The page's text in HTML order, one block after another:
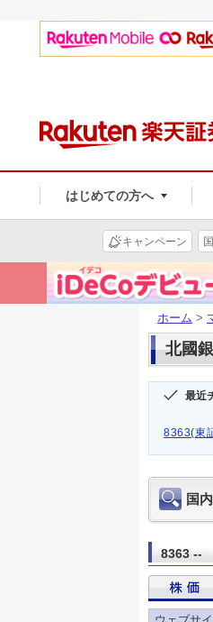
はじめての方へ
キャンペーン
ホーム >
北國
最近
8363(東